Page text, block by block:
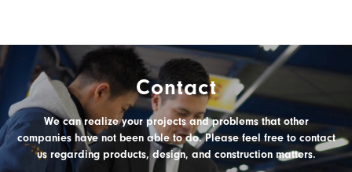
Contact
We can realize your projects and problems that other
companies have not been able to do.Please feel free to contact
us regarding products, design, and construction matters.